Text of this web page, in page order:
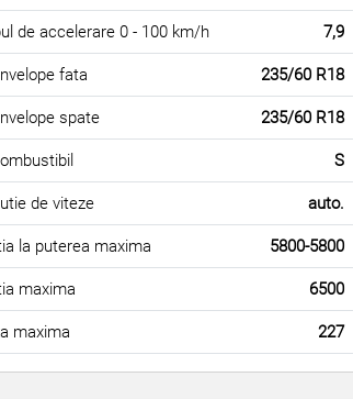
de accelerare 0 - 100 km/h 7,9
fata 235/60 R18
spate 235/60 R18
S
de viteze auto.
la puterea maxima 5800-5800
maxima 6500
maxima 227